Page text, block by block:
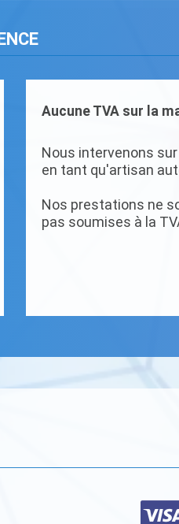
Aucune TVA sur la
Nous intervenons
en tant qu'artisan
Nos prestations ne
pas soumises à la